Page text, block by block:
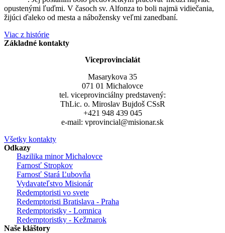
opustenými ľuďmi. V časoch sv. Alfonza to boli najmä vidiečania,
žijúci ďaleko od mesta a nábožensky veľmi zanedbaní.
Viac z histórie
Základné kontakty
Viceprovincialát
Masarykova 35
071 01 Michalovce
tel. viceprovinciálny predstavený:
ThLic. o. Miroslav Bujdoš CSsR
+421 948 439 045
e-mail: vprovincial@misionar.sk
Všetky kontakty
Odkazy
Bazilika minor Michalovce
Farnosť Stropkov
Farnosť Stará Ľubovňa
Vydavateľstvo Misionár
Redemptoristi vo svete
Redemptoristi Bratislava - Praha
Redemptoristky - Lomnica
Redemptoristky - Kežmarok
Naše kláštory